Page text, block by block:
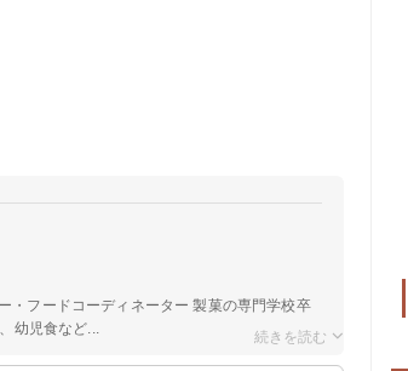
・フードコーディネーター 製菓の専門学校卒
幼児食など...